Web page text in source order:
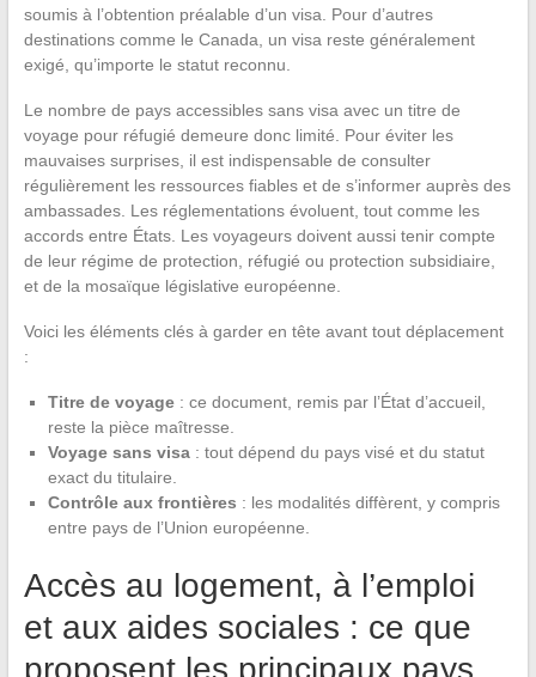
soumis à l’obtention préalable d’un visa. Pour d’autres
destinations comme le Canada, un visa reste généralement
exigé, qu’importe le statut reconnu.
Le nombre de pays accessibles sans visa avec un titre de
voyage pour réfugié demeure donc limité. Pour éviter les
mauvaises surprises, il est indispensable de consulter
régulièrement les ressources fiables et de s’informer auprès des
ambassades. Les réglementations évoluent, tout comme les
accords entre États. Les voyageurs doivent aussi tenir compte
de leur régime de protection, réfugié ou protection subsidiaire,
et de la mosaïque législative européenne.
Voici les éléments clés à garder en tête avant tout déplacement
:
Titre de voyage: ce document, remis par l’État d’accueil,
reste la pièce maîtresse.
Voyage sans visa: tout dépend du pays visé et du statut
exact du titulaire.
Contrôle aux frontières : les modalités diffèrent, y compris
entre pays de l’Union européenne.
Accès au logement, à l’emploi
et aux aides sociales : ce que
proposent les principaux pays